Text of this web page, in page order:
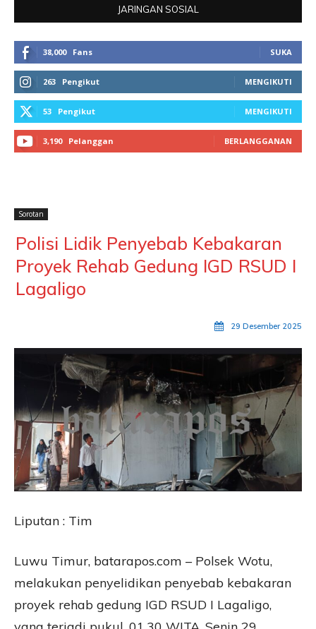
JARINGAN SOSIAL
38,000 Fans SUKA
263 Pengikut MENGIKUTI
53 Pengikut MENGIKUTI
3,190 Pelanggan BERLANGGANAN